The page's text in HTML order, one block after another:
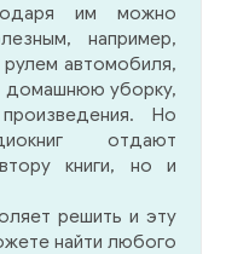
им можно
например,
рулем автомобиля,
домашнюю уборку,
Но
отдают
книги, но и
решить и эту
найти любого